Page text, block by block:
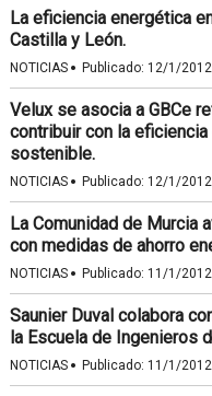
La eficiencia energética
Castilla y León.
NOTICIAS · Publicado: 12/1/2012
Velux se asocia a GBCe
contribuir con la
sostenible.
NOTICIAS · Publicado: 12/1/2012
La Comunidad de Murcia
con medidas de ahorro
NOTICIAS · Publicado: 11/1/2012
Saunier Duval colabora
la Escuela de Ingenieros
NOTICIAS · Publicado: 11/1/2012